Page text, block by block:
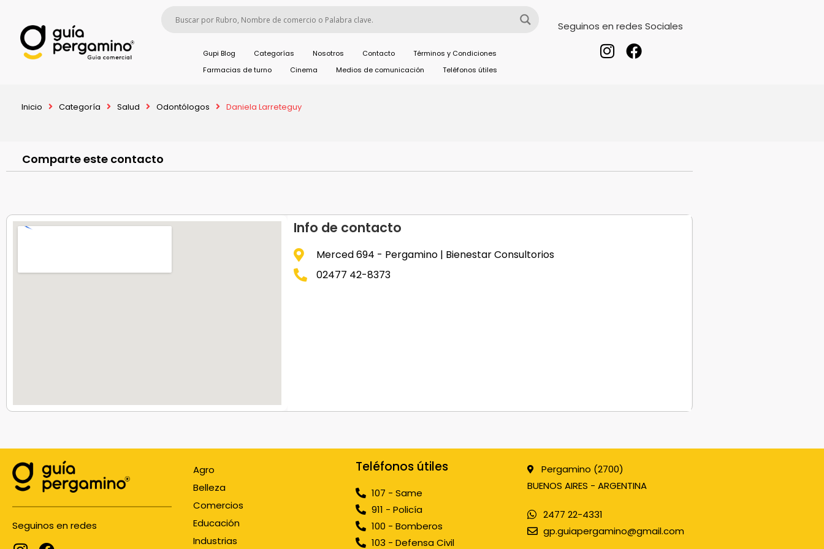
Gupi Blog Categorías Nosotros Contacto
Términos y Condiciones
Farmacias de turno
Cinema Medios de comunicación Teléfonos útiles
Seguinos en redes Sociales
Inicio Categoría Salud Odontólogos Daniela Larreteguy
Comparte este contacto
Info de contacto
Merced 694 - Pergamino | Bienestar Consultorios
02477 42-8373
Seguinos en redes
Agro
Belleza
Comercios
Educación
Industrias
Teléfonos útiles
107 - Same
911 - Policía
100 - Bomberos
103 - Defensa Civil
Pergamino (2700)
BUENOS AIRES - ARGENTINA
2477 22-4331
gp.guiapergamino@gmail.com